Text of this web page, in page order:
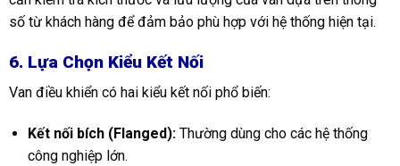
số từ khách hàng để đảm bảo phù hợp với hệ thống hiện tại.
6. Lựa Chọn Kiểu Kết Nối
Van điều khiển có hai kiểu kết nối phổ biến:
Kết nối bích (Flanged):Thường dùng cho các hệ thống
công nghiệp lớn.